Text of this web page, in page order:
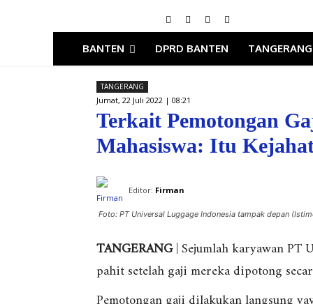
BANTEN DPRD BANTEN TANGERANG
TANGERANG
Jumat, 22 Juli 2022 | 08:21
Terkait Pemotongan
Mahasiswa: Itu
Editor: Firman
Foto: PT Universal Luggage Indonesia tampak depan
TANGERANG| Sejumlah karyawan PT
pahit setelah gaji mereka dipotong